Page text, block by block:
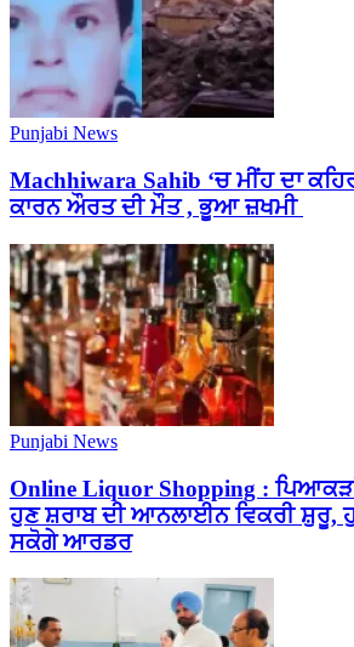
Punjabi News
Machhiwara Sahib ‘ਚ ਮੀਂਹ ਦਾ
ਕਾਰਨ ਔਰਤ ਦੀ ਮੌਤ , ਭੂਆ ਜ਼ਖਮੀ
Punjabi News
Online Liquor Shopping :
ਹੁਣ ਸ਼ਰਾਬ ਦੀ ਆਨਲਾਈਨ ਵਿਕਰੀ
ਸਕੋਗੇ ਆਰਡਰ